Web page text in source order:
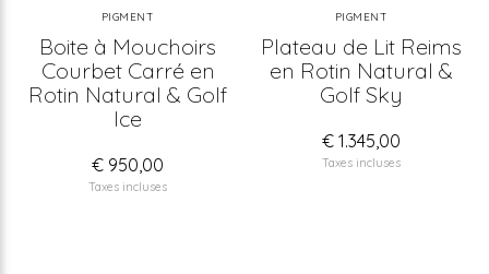
PIGMENT
Boite à Mouchoirs
Courbet Carré en
Rotin Natural & Golf
Ice
€ 950,00
Taxes incluses
PIGMENT
Plateau de Lit Reims
en Rotin Natural &
Golf Sky
€ 1.345,00
Taxes incluses